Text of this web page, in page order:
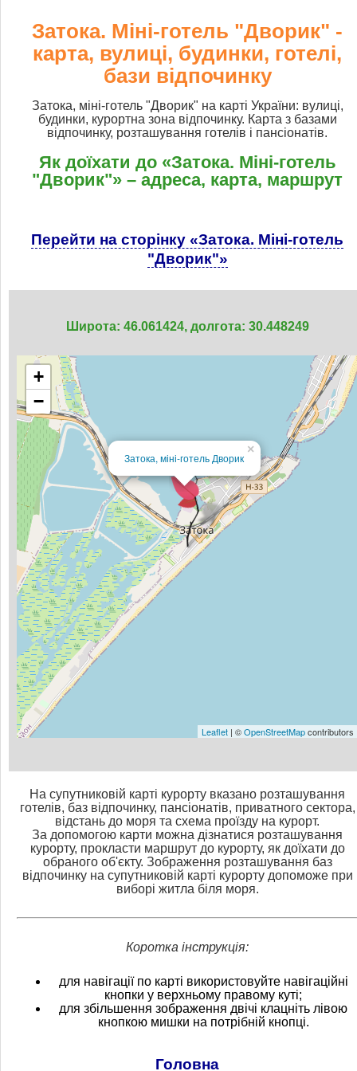
Затока. Міні-готель "Дворик" -
карта, вулиці, будинки, готелі,
бази відпочинку
Затока, міні-готель "Дворик" на карті України: вулиці,
будинки, курортна зона відпочинку. Карта з базами
відпочинку, розташування готелів і пансіонатів.
Як доїхати до «Затока. Міні-готель
"Дворик"» – адреса, карта, маршрут
Перейти на сторінку «Затока. Міні-готель
"Дворик"»
Широта: 46.061424, долгота: 30.448249
Затока, міні-готель Дворик
×
+
−
Leaflet | ©OpenStreetMapcontributors
На супутниковій карті курорту вказано розташування
готелів, баз відпочинку, пансіонатів, приватного сектора,
відстань до моря та схема проїзду на курорт.
За допомогою карти можна дізнатися розташування
курорту, прокласти маршрут до курорту, як доїхати до
обраного об'єкту. Зображення розташування баз
відпочинку на супутниковій карті курорту допоможе при
виборі житла біля моря.
Коротка інструкція:
для навігації по карті використовуйте навігаційні
кнопки у верхньому правому куті;
для збільшення зображення двічі клацніть лівою
кнопкою мишки на потрібній кнопці.
Головна